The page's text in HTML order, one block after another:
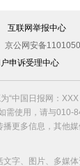
互联网举报中心
京公网安备
申诉受理中心
“中国日报网：
需使用，请与010-
播更多信息，其他
字、图片、多媒